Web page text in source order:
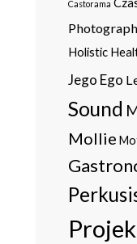
Castorama
Holistic
Jego Ego
Sound
Mollie